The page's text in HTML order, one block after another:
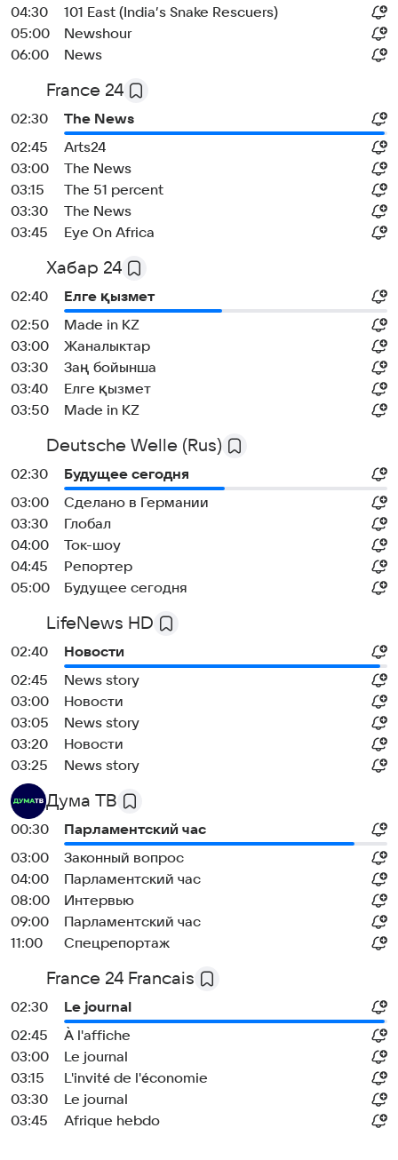
04:30
101 East (India’s Snake Rescuers)
05:00
Newshour
06:00
News
France 24
02:30
The News
02:45
Arts24
03:00
The News
03:15
The 51 percent
03:30
The News
03:45
Eye On Africa
Хабар 24
02:40
Елге қызмет
02:50
Made in KZ
03:00
Жаналыктар
03:30
Заң бойынша
03:40
Елге қызмет
03:50
Made in KZ
Deutsche Welle (Rus)
02:30
Будущее сегодня
03:00
Сделано в Германии
03:30
Глобал
04:00
Ток-шоу
04:45
Репортер
05:00
Будущее сегодня
LifeNews HD
02:40
Новости
02:45
News story
03:00
Новости
03:05
News story
03:20
Новости
03:25
News story
Дума ТВ
00:30
Парламентский час
03:00
Законный вопрос
04:00
Парламентский час
08:00
Интервью
09:00
Парламентский час
11:00
Спецрепортаж
France 24 Francais
02:30
Le journal
02:45
À l'affiche
03:00
Le journal
03:15
L'invité de l'économie
03:30
Le journal
03:45
Afrique hebdo